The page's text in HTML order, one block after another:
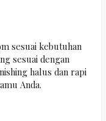
sesuai kebutuhan
sesuai dengan
halus dan rapi
Anda.